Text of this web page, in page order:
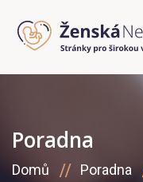
Poradna
Domů Poradna